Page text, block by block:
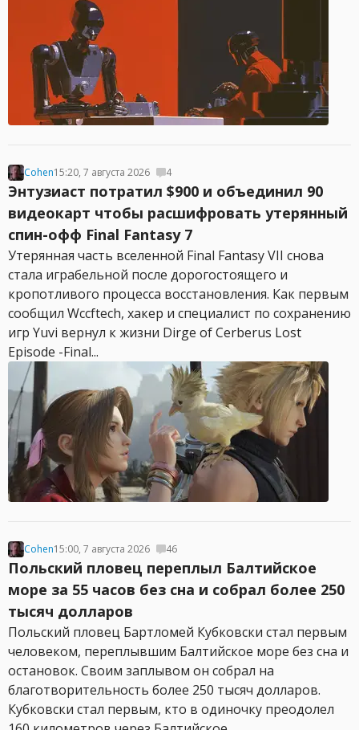
Cohen15:20, 7 августа 2026 4
Энтузиаст потратил $900 и объединил 90
видеокарт чтобы расшифровать утерянный
спин-офф Final Fantasy 7
Утерянная часть вселенной Final Fantasy VII снова
стала играбельной после дорогостоящего и
кропотливого процесса восстановления. Как первым
сообщил Wccftech, хакер и специалист по сохранению
игр Yuvi вернул к жизни Dirge of Cerberus Lost
Episode -Final...
Cohen15:00, 7 августа 2026 46
Польский пловец переплыл Балтийское
море за 55 часов без сна и собрал более 250
тысяч долларов
Польский пловец Бартломей Кубковски стал первым
человеком, переплывшим Балтийское море без сна и
остановок. Своим заплывом он собрал на
благотворительность более 250 тысяч долларов.
Кубковски стал первым, кто в одиночку преодолел